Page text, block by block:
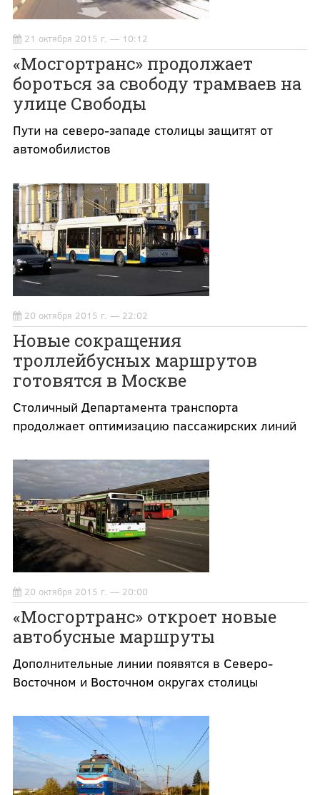
21 октября 2015 г. — 10:12
«Мосгортранс» продолжает
бороться за свободу трамваев на
улице Свободы
Пути на северо-западе столицы защитят от
автомобилистов
20 октября 2015 г. — 22:02
Новые сокращения
троллейбусных маршрутов
готовятся в Москве
Столичный Департамента транспорта
продолжает оптимизацию пассажирских линий
20 октября 2015 г. — 20:00
«Мосгортранс» откроет новые
автобусные маршруты
Дополнительные линии появятся в Северо-
Восточном и Восточном округах столицы